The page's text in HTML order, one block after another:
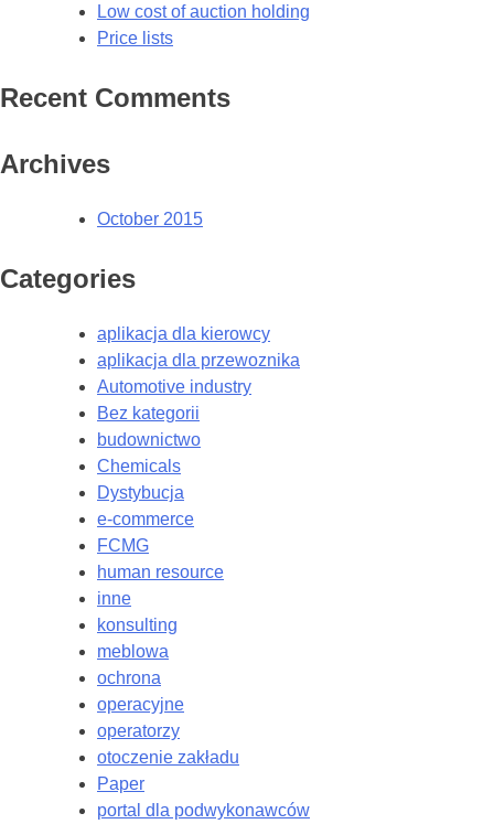
Low cost of auction holding
Price lists
Recent Comments
Archives
October 2015
Categories
aplikacja dla kierowcy
aplikacja dla przewoznika
Automotive industry
Bez kategorii
budownictwo
Chemicals
Dystybucja
e-commerce
FCMG
human resource
inne
konsulting
meblowa
ochrona
operacyjne
operatorzy
otoczenie zakładu
Paper
portal dla podwykonawców